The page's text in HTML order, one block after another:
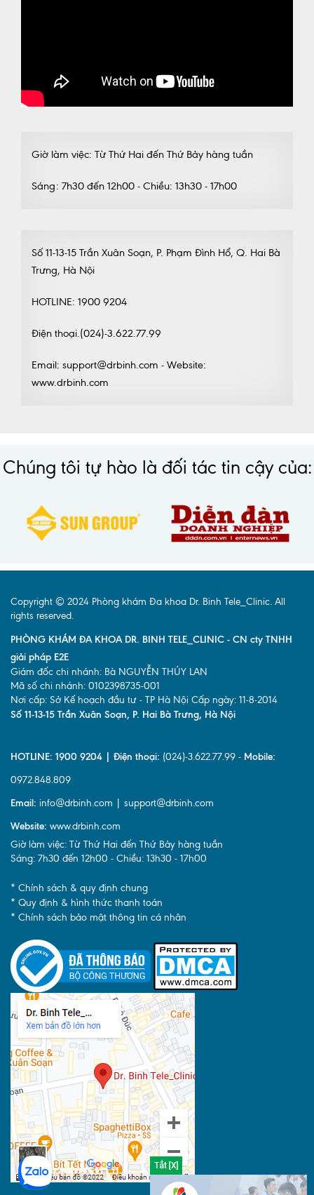
Giờ làm việc: Từ Thứ Hai đến Thứ Bảy hàng tuần
Sáng: 7h30 đến 12h00 - Chiều: 13h30 - 17h00
Số 11-13-15 Trần Xuân Soạn, P. Phạm Đình Hổ, Q. Hai Bà
Trưng, Hà Nội
HOTLINE: 1900 9204
Điện thoại.(024)-3.622.77.99
Email: support@drbinh.com - Website:
www.drbinh.com
Chúng tôi tự hào là đối tác tin cậy của:
Copyright © 2024 Phòng khám Đa khoa Dr. Binh Tele_Clinic. All
rights reserved.
PHÒNG KHÁM ĐA KHOA DR. BINH TELE_CLINIC - CN cty TNHH
giải pháp E2E
Giám đốc chi nhánh: Bà NGUYỄN THÚY LAN
Mã số chi nhánh: 0102398735-001
Nơi cấp: Sở Kế hoạch đầu tư - TP Hà Nội Cấp ngày: 11-8-2014
Số 11-13-15 Trần Xuân Soạn, P. Hai Bà Trưng, Hà Nội
HOTLINE: 1900 9204 | Điện thoại: (024)-3.622.77.99 - Mobile:
0972.848.809
Email: info@drbinh.com | support@drbinh.com
Website: www.drbinh.com
Giờ làm việc: Từ Thứ Hai đến Thứ Bảy hàng tuần
Sáng: 7h30 đến 12h00 - Chiều: 13h30 - 17h00
* Chính sách & quy định chung
* Quy định & hình thức thanh toán
* Chính sách bảo mật thông tin cá nhân